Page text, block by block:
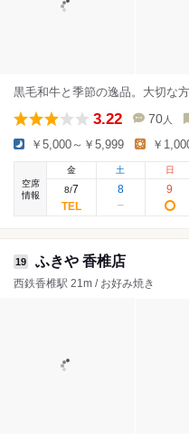
黒毛和牛と季節の逸品。大切な
3.22 70 人
￥5,000～￥5,999 ￥
空席
情報
金
8/7
土
8
日
9
19 ふきや 香椎店
西鉄香椎駅 21m / お好み焼き